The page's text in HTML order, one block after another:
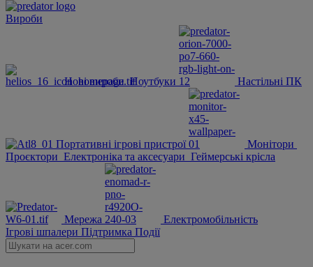
Вироби
Нові вироби Ноутбуки Настільні ПК
Портативні ігрові пристрої
Монітори
Проєктори Електроніка та аксесуари Геймерські крісла
Мережа
Електромобільність
Ігрові шпалери Підтримка Події